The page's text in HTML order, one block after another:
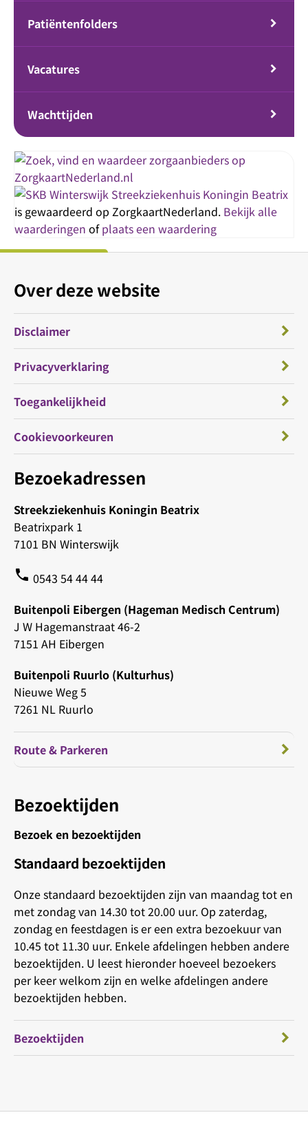
Patiëntenfolders
Vacatures
Wachttijden
Streekziekenhuis Koningin Beatrix
is gewaardeerd op ZorgkaartNederland. Bekijk alle
waarderingen ofplaats een waardering
Bezoekadressen
Streekziekenhuis Koningin Beatrix
Beatrixpark 1
7101 BN Winterswijk
phone 0543 54 44 44
Buitenpoli Eibergen (Hageman Medisch Centrum)
J W Hagemanstraat 46-2
7151 AH Eibergen
Buitenpoli Ruurlo (Kulturhus)
Nieuwe Weg 5
7261 NL Ruurlo
Route & Parkeren
Bezoektijden
Bezoek en bezoektijden
Standaard bezoektijden
Onze standaard bezoektijden zijn van maandag tot en
met zondag van 14.30 tot 20.00 uur. Op zaterdag,
zondag en feestdagen is er een extra bezoekuur van
10.45 tot 11.30 uur. Enkele afdelingen hebben andere
bezoektijden. U leest hieronder hoeveel bezoekers
per keer welkom zijn en welke afdelingen andere
bezoektijden hebben.
Bezoektijden
Over deze website
Disclaimer
Privacyverklaring
Toegankelijkheid
Cookievoorkeuren